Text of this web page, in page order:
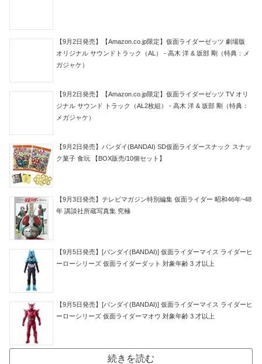
【9月2日発売】【Amazon.co.jp限定】仮面ライダーゼッツ 劇場版
オリジナル サウンドトラック（AL） - 高木 洋 & 坂部 剛（特典：メ
ガジャケ）
【9月2日発売】【Amazon.co.jp限定】仮面ライダーゼッツ TV オリ
ジナル サウンド トラック（AL2枚組） - 高木 洋 & 坂部 剛（特典：
メガジャケ）
【9月2日発売】バンダイ(BANDAI) SD仮面ライダースナック スナッ
ク菓子 食玩 【BOX販売/10個セット】
【9月3日発売】テレビマガジン特別編集 仮面ライダー 昭和46年~48
年 講談社所蔵写真集 究極
【9月5日発売】[バンダイ(BANDAI)] 仮面ライダーマイス ライダーヒ
ーローシリーズ 仮面ライダーダット 対象年齢 3 才以上
【9月5日発売】[バンダイ(BANDAI)] 仮面ライダーマイス ライダーヒ
ーローシリーズ 仮面ライダーマオウ 対象年齢 3 才以上
続きを読む